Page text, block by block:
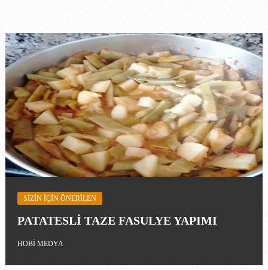
SIZIN IÇIN ÖNERILEN
PATATESLİ TAZE FASULYE YAPIMI
HOBI MEDYA